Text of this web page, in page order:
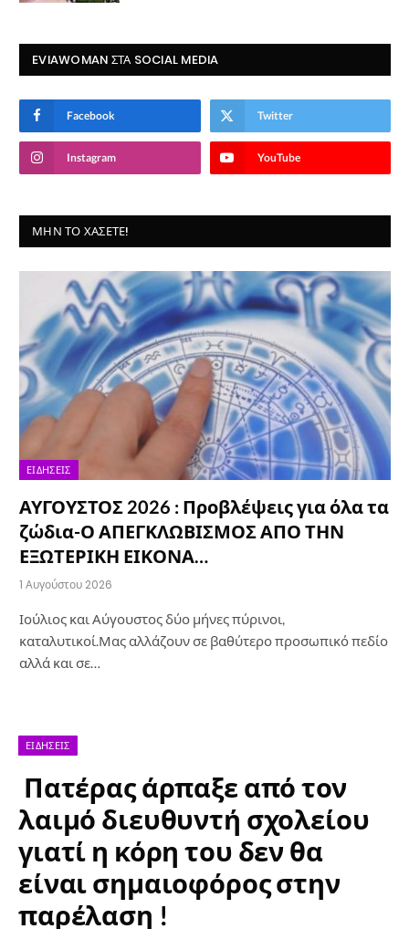
EVIAWOMAN ΣΤΑ SOCIAL MEDIA
Facebook Twitter
Instagram YouTube
ΜΗΝ ΤΟ ΧΆΣΕΤΕ!
ΕΙΔΉΣΕΙΣ
ΑΥΓΟΥΣΤΟΣ 2026 : Προβλέψεις για όλα τα
ζώδια-Ο ΑΠΕΓΚΛΩΒΙΣΜΟΣ ΑΠΟ ΤΗΝ
ΕΞΩΤΕΡΙΚΗ ΕΙΚΟΝΑ…
1 Αυγούστου 2026
Ιούλιος και Αύγουστος δύο μήνες πύρινοι,
καταλυτικοί.Μας αλλάζουν σε βαθύτερο προσωπικό πεδίο
αλλά και σε…
ΕΙΔΉΣΕΙΣ
Πατέρας άρπαξε από τον
λαιμό διευθυντή σχολείου
γιατί η κόρη του δεν θα
είναι σημαιοφόρος στην
παρέλαση !